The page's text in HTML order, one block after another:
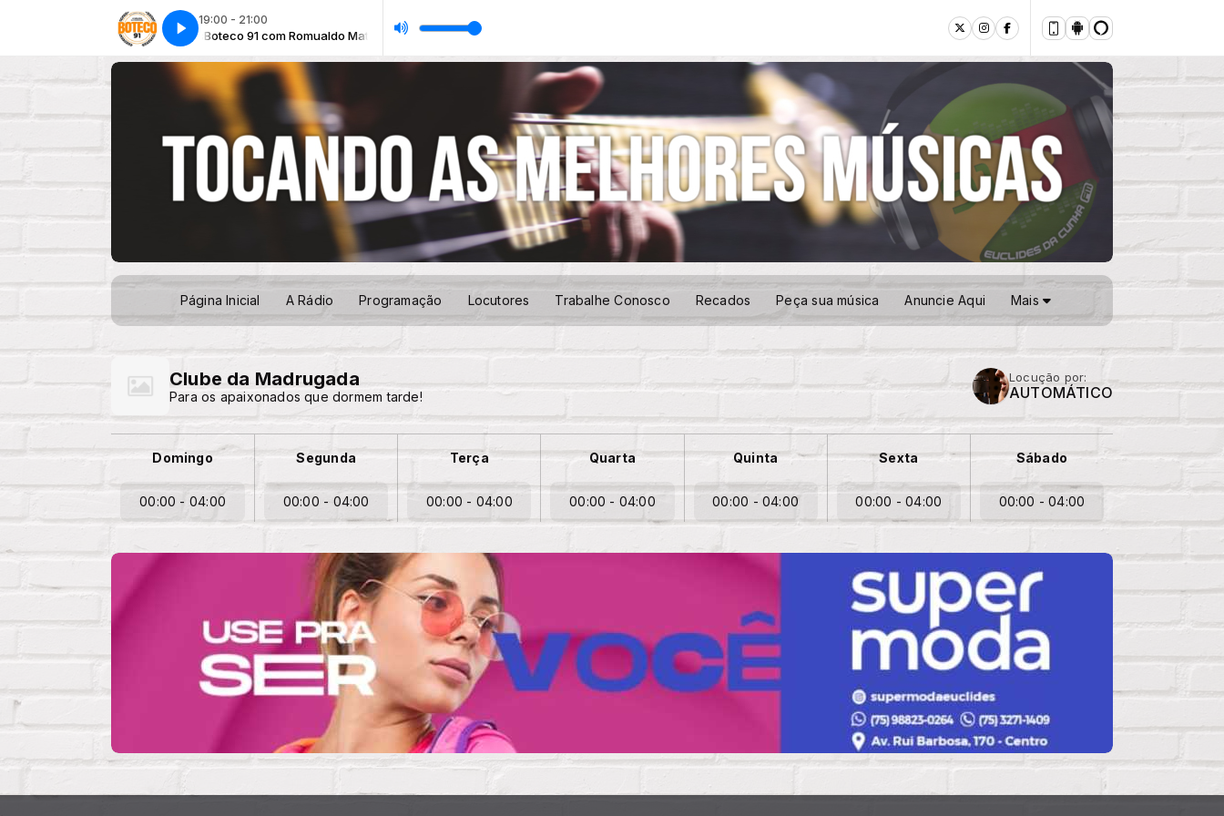
19:00 - 21:00
91 com Romualdo Matos Boteco 91 com Romualdo Matos
Página Inicial A Rádio Programação Locutores Trabalhe Conosco Recados Peça sua música Anuncie Aqui Mais
Clube da Madrugada
Para os apaixonados que dormem tarde!
Locução por:
AUTOMÁTICO
Domingo
00:00 - 04:00
Segunda
00:00 - 04:00
Terça
00:00 - 04:00
Quarta
00:00 - 04:00
Quinta
00:00 - 04:00
Sexta
00:00 - 04:00
Sábado
00:00 - 04:00